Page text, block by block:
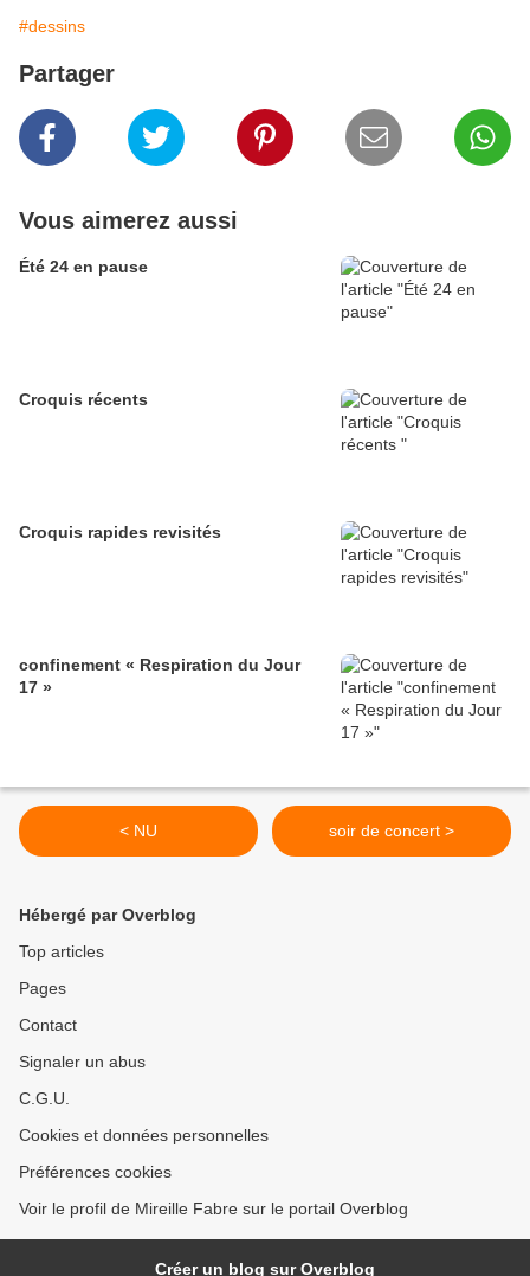
#dessins
Partager
Vous aimerez aussi
Été 24 en pause
Croquis récents
Croquis rapides revisités
confinement « Respiration du Jour
17 »
< NU soir de concert >
Hébergé par Overblog
Top articles
Pages
Contact
Signaler un abus
C.G.U.
Cookies et données personnelles
Préférences cookies
Voir le profil de Mireille Fabre sur le portail Overblog
Créer un blog sur Overblog